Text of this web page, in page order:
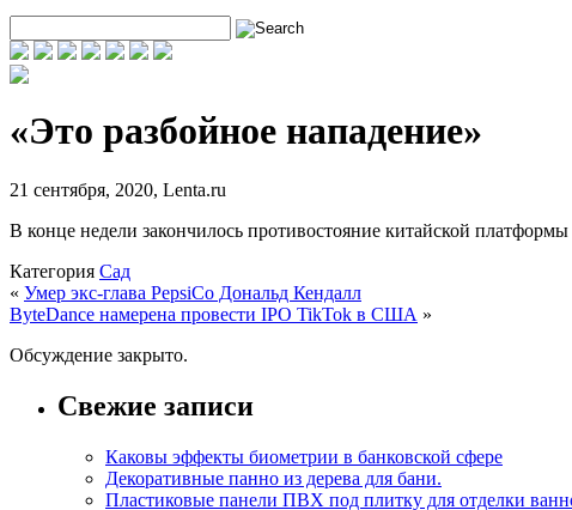
«Это разбойное нападение»
21 сентября, 2020, Lenta.ru
В конце недели закончилось противостояние китайской
Категория Сад
« Умер экс-глава PepsiCo Дональд Кендалл
ByteDance намерена провести IPO TikTok в США »
Обсуждение закрыто.
Свежие записи
Каковы эффекты биометрии в банковской сфере
Декоративные панно из дерева для бани.
Пластиковые панели ПВХ под плитку для отделки